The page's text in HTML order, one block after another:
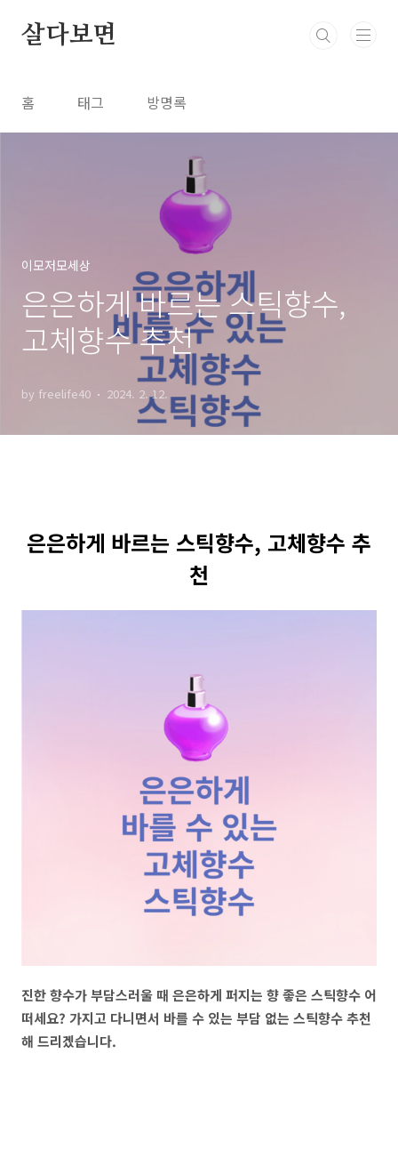
살다보면
홈 태그 방명록
이모저모세상
은은하게 바르는 스틱향수,
고체향수 추천
by freelife40 2024. 2. 12.
은은하게 바르는 스틱향수, 고체향수 추
천
진한 향수가 부담스러울 때 은은하게 퍼지는 향 좋은 스틱향수 어
떠세요? 가지고 다니면서 바를 수 있는 부담 없는 스틱향수 추천
해 드리겠습니다.